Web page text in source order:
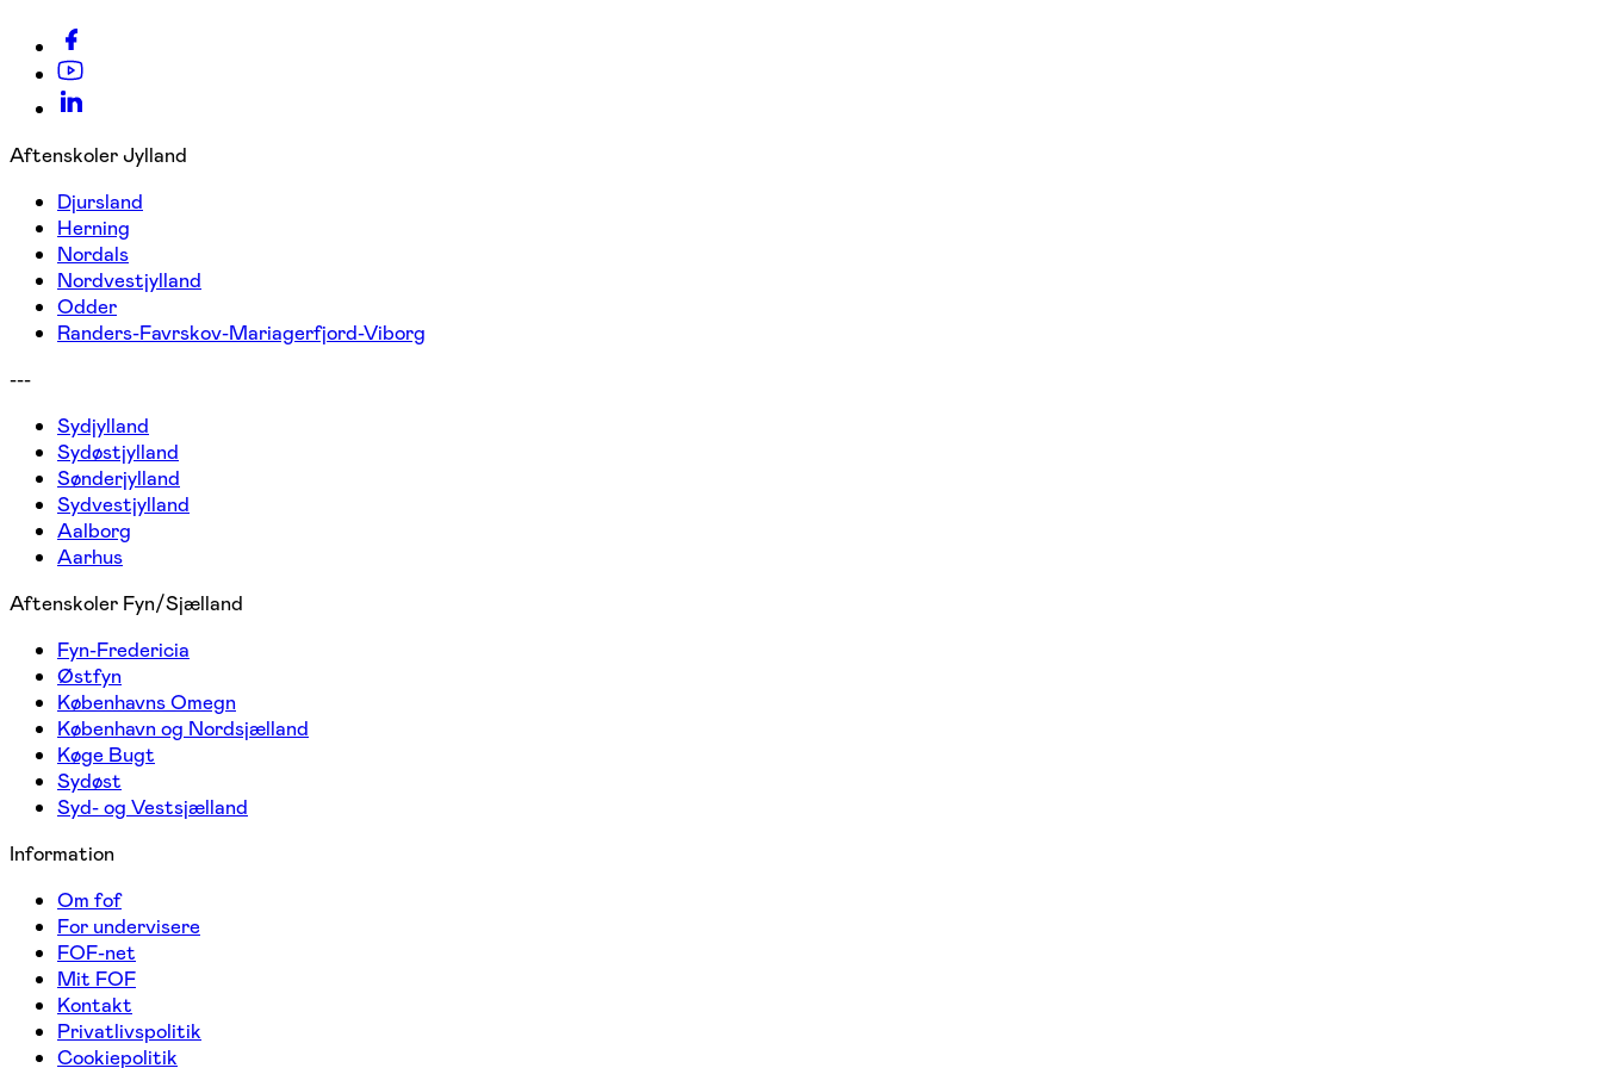
Aftenskoler Jylland
Djursland
Herning
Nordals
Nordvestjylland
Odder
Randers-Favrskov-Mariagerfjord-Viborg
---
Sydjylland
Sydøstjylland
Sønderjylland
Sydvestjylland
Aalborg
Aarhus
Aftenskoler Fyn/Sjælland
Fyn-Fredericia
Østfyn
Københavns Omegn
København og Nordsjælland
Køge Bugt
Sydøst
Syd- og Vestsjælland
Information
Om fof
For undervisere
FOF-net
Mit FOF
Kontakt
Privatlivspolitik
Cookiepolitik